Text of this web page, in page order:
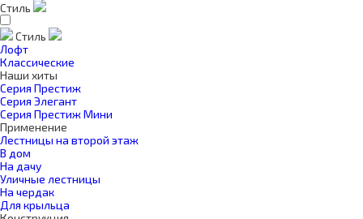
Стиль
Стиль
Лофт
Классические
Наши хиты
Серия Престиж
Серия Элегант
Серия Престиж Мини
Применение
Лестницы на второй этаж
В дом
На дачу
Уличные лестницы
На чердак
Для крыльца